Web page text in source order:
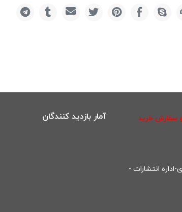
سفارش خرید
انتشارات -
آمار بازدید کنندگان